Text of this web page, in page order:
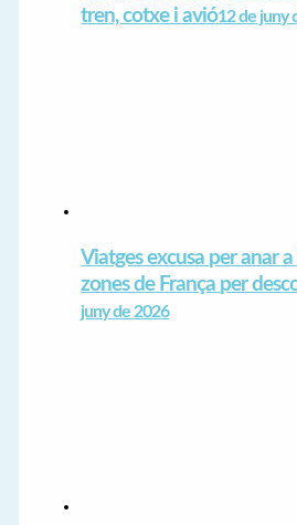
tren, cotxe i avió12 de juny
Viatges excusa per anar
zones de França per
juny de 2026